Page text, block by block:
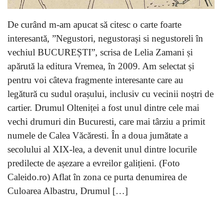
De curând m-am apucat să citesc o carte foarte
interesantă, ”Negustori, negustorași si negustoreli în
vechiul BUCUREȘTI”, scrisa de Lelia Zamani și
apărută la editura Vremea, în 2009. Am selectat și
pentru voi câteva fragmente interesante care au
legătură cu sudul orașului, inclusiv cu vecinii noștri de
cartier. Drumul Olteniței a fost unul dintre cele mai
vechi drumuri din Bucuresti, care mai târziu a primit
numele de Calea Văcăresti. În a doua jumătate a
secolului al XIX-lea, a devenit unul dintre locurile
predilecte de așezare a evreilor galițieni. (Foto
Caleido.ro) Aflat în zona ce purta denumirea de
Culoarea Albastru, Drumul […]